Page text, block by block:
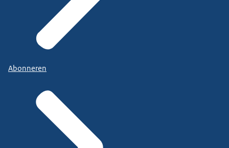
Abonneren